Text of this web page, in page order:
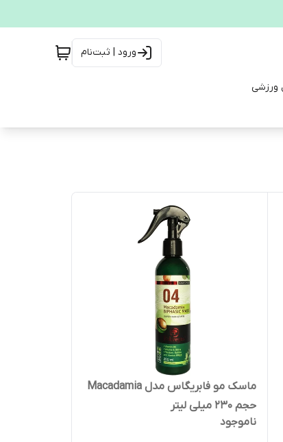
ورود | ثبت‌نام
ورزشی
ماسک مو فابریگاس مدل Macadamia
حجم 230 میلی لیتر
ناموجود